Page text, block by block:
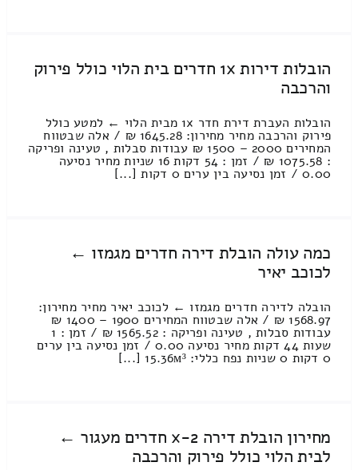
הובלות דירות 1x חדרים בית הלוי כולל פירוק
והרכבה
הובלות העברת דירת חדר 1x מבית הלוי ← למטע כולל
פירוק והרכבה מחיר מחירון: 1645.28 ₪ / אלה שבטווח
המחירים 2000 – 1500 ₪ עבודות סבלות , טעינה ופריקה
: 1075.58 ₪ / זמן : 54 דקות 16 שניות מחיר נסיעה
0.00 / זמן נסיעה בין ערים 0 דקות [...]
כמה עולה הובלת דירה חדרים מגמזו ←
לכוכב יאיר
הובלה לדירה חדרים מגמזו ← לכוכב יאיר מחיר מחירון:
1568.97 ₪ / אלה שבטווח המחירים 1900 – 1400 ₪
עבודות סבלות , טעינה ופריקה : 1565.52 ₪ / זמן : 1
שעות 44 דקות מחיר נסיעה 0.00 / זמן נסיעה בין ערים
0 דקות 0 שניות נפח כללי: 15.36м³ [...]
מחירון הובלת דירה 2-x חדרים מעגור ←
לבית הלוי כולל פירוק והרכבה